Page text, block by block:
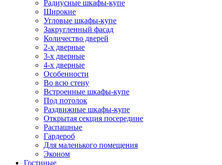
Радиусные шкафы-купе
Широкие
Угловые шкафы-купе
Закругленный фасад
Количество дверей
2-х дверные
3-х дверные
4-х дверные
Особенности
Во всю стену
Встроенные шкафы-купе
Под потолок
Раздвижные шкафы-купе
Открытая секция посередине
Распашные
Гардероб
Для маленького помещения
Эконом
Гостиные